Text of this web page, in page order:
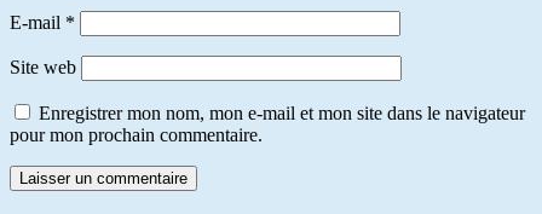
E-mail *
Site web
Enregistrer mon nom, mon e-mail et mon site dans le navigateur
pour mon prochain commentaire.